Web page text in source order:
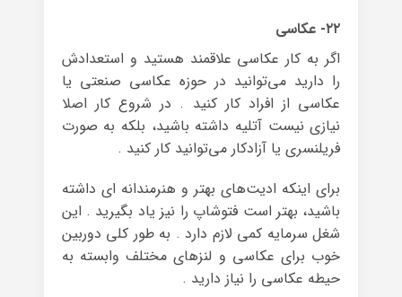
۲۲- عکاسی
اگر به کار عکاسی علاقمند هستید و استعدادش
را دارید می‌توانید در حوزه عکاسی صنعتی یا
عکاسی از افراد کار کنید . در شروع کار اصلا
نیازی نیست آتلیه داشته باشید، بلکه به صورت
فریلنسری یا آزادکار می‌توانید کار کنید .
برای اینکه ادیت‌های بهتر و هنرمندانه ای داشته
باشید، بهتر است فتوشاپ را نیز یاد بگیرید . این
شغل سرمایه کمی لازم دارد . به طور کلی دوربین
خوب برای عکاسی و لنزهای مختلف وابسته به
حیطه عکاسی را نیاز دارید .